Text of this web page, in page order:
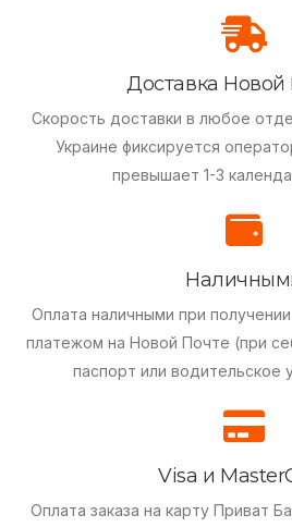
Доставка Новой
Скорость доставки в любое
Украине фиксируется
превышает 1-3
Оплата наличными при
платежом на Новой Почте (при
паспорт или водительское
Visa и
Оплата заказа на карту Приват